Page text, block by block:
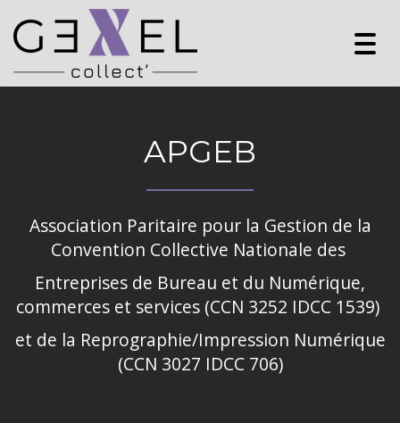
APGEB
Association Paritaire pour la Gestion de la
Convention Collective Nationale des
Entreprises de Bureau et du Numérique,
commerces et services (CCN 3252 IDCC 1539)
et de la Reprographie/Impression Numérique
(CCN 3027 IDCC 706)